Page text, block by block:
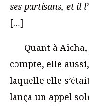
ses partisans, et il
[…]
Quant à Aïcha,
compte, elle
laquelle elle
lança un appel